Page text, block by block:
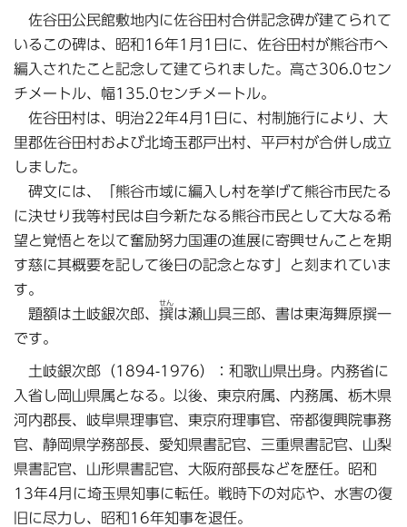
佐谷田公民館敷地内に佐谷田村合併記念碑が建てられて
いるこの碑は、昭和16年1月1日に、佐谷田村が熊谷市へ
編入されたこと記念して建てられました。高さ306.0セン
チメートル、幅135.0センチメートル。
佐谷田村は、明治22年4月1日に、村制施行により、大
里郡佐谷田村および北埼玉郡戸出村、平戸村が合併し成立
しました。
碑文には、「熊谷市域に編入し村を挙げて熊谷市民たる
に決せり我等村民は自今新たなる熊谷市民として大なる希
望と覚悟とを以て奮励努力国運の進展に寄興せんことを期
す慈に其概要を記して後日の記念となす」と刻まれていま
す。
題額は土岐銀次郎、 撰
せん
は瀬山具三郎、書は東海舞原撰一
です。
土岐銀次郎（1894-1976）：和歌山県出身。内務省に
入省し岡山県属となる。以後、東京府属、内務属、栃木県
河内郡長、岐阜県理事官、東京府理事官、帝都復興院事務
官、静岡県学務部長、愛知県書記官、三重県書記官、山梨
県書記官、山形県書記官、大阪府部長などを歴任。昭和
13年4月に埼玉県知事に転任。戦時下の対応や、水害の復
旧に尽力し、昭和16年知事を退任。